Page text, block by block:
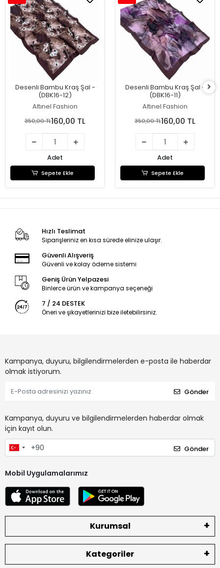
Desenli Bambu Kraş Şal -
(DBK16-12)
Altınel Fashion
350,00 TL160,00 TL
Adet
Sepete Ekle
Desenli Bambu Kraş Şal -
(DBK16-11)
Altınel Fashion
350,00 TL160,00 TL
Adet
Sepete Ekle
Hızlı Teslimat
Siparişleriniz en kısa sürede elinize ulaşır.
Güvenli Alışveriş
Güvenli ve kolay ödeme sistemi
Geniş Ürün Yelpazesi
Binlerce ürün ve kampanya seçeneği
7 / 24 DESTEK
Öneri ve şikayetlerinizi bize iletebilirsiniz.
Kampanya, duyuru, bilgilendirmelerden e-posta ile haberdar
olmak istiyorum.
Gönder
Kampanya, duyuru ve bilgilendirmelerden haberdar olmak
için kayıt olun.
Gönder
Mobil Uygulamalarımız
Kurumsal
Kategoriler